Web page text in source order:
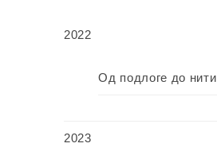
2022
Од подлоге до нити
2023